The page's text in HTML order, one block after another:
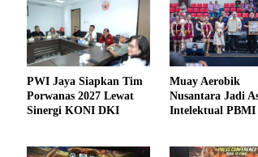
PWI Jaya Siapkan Tim
Porwanas 2027 Lewat
Sinergi KONI DKI
Muay Aerobik
Nusantara Jadi
Intelektual PBMI